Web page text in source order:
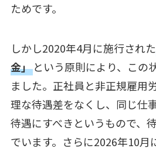
ためです。
しかし2020年4月に施行された
金」という原則により、この
ました。正社員と非正規雇用
理な待遇差をなくし、同じ仕
待遇にすべきというもので、
でいます。さらに2026年10月